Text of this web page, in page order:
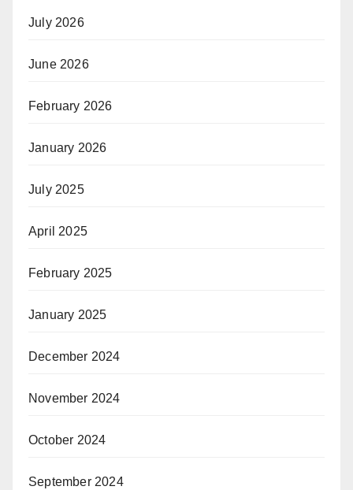
July 2026
June 2026
February 2026
January 2026
July 2025
April 2025
February 2025
January 2025
December 2024
November 2024
October 2024
September 2024